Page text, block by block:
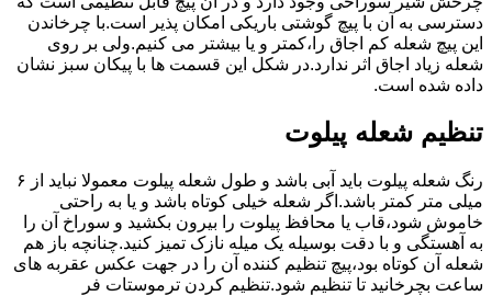
دسترسی به آن با پیچ گوشتی باریکی امکان پذیر است.با چرخاندن
این پیچ شعله کم اجاق را،کمتر و یا بیشتر می کنیم.ولی بر روی
شعله زیاد اجاق اثر ندارد.در شکل این قسمت ها با پیکان سبز نشان
داده شده است.
تنظیم شعله پیلوت
رنگ شعله پیلوت باید آبی باشد و طول شعله پیلوت معمولا نباید از ۶
میلی متر کمتر باشد.اگر شعله خیلی کوتاه باشد و یا به راحتی
خاموش شود،قاب یا محافظ پیلوت را بیرون بکشید و سوراخ آن را
به آهستگی و با دقت بوسیله یک میله نازک تمیز کنید.چنانچه باز هم
شعله آن کوتاه بود،پیچ تنظیم کننده آن را در جهت عکس عقربه های
ساعت بچرخانید تا تنظیم شود.تنظیم کردن ترموستات فر